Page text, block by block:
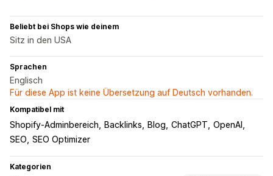
Beliebt bei Shops wie deinem
Sitz in den USA
Sprachen
Englisch
Für diese App ist keine Übersetzung auf Deutsch vorhanden.
Kompatibel mit
Shopify-Adminbereich Backlinks Blog ChatGPT OpenAI
SEO SEO Optimizer
Kategorien